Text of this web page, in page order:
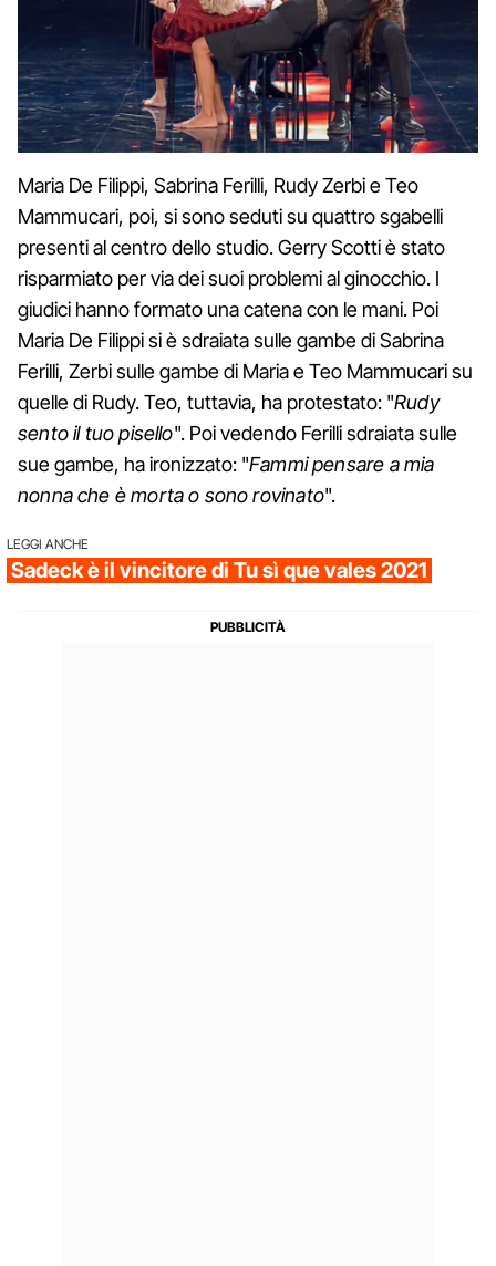
Maria De Filippi, Sabrina Ferilli, Rudy Zerbi e Teo
Mammucari, poi, si sono seduti su quattro sgabelli
presenti al centro dello studio. Gerry Scotti è stato
risparmiato per via dei suoi problemi al ginocchio. I
giudici hanno formato una catena con le mani. Poi
Maria De Filippi si è sdraiata sulle gambe di Sabrina
Ferilli, Zerbi sulle gambe di Maria e Teo Mammucari su
quelle di Rudy. Teo, tuttavia, ha protestato: "Rudy
sento il tuo pisello". Poi vedendo Ferilli sdraiata sulle
sue gambe, ha ironizzato: "Fammi pensare a mia
nonna che è morta o sono rovinato".
LEGGI ANCHE
Sadeck è il vincitore di Tu sì que vales 2021